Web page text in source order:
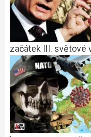
začátek III. světové